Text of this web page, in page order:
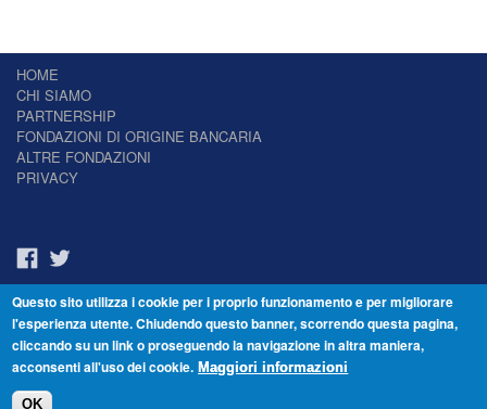
HOME
CHI SIAMO
PARTNERSHIP
FONDAZIONI DI ORIGINE BANCARIA
ALTRE FONDAZIONI
PRIVACY
Il Giornale delle Fondazioni - Periodico telematico
Reg. Tribunale n.7 del 22/07/2014 – ISSN 2421-2466
© Fondazione Venezia 2000 - Dorsoduro 3488/U - 30123 Venezia - Italia -
Questo sito utilizza i cookie per i proprio funzionamento e per migliorare
l'esperienza utente. Chiudendo questo banner, scorrendo questa pagina,
cliccando su un link o proseguendo la navigazione in altra maniera,
acconsenti all'uso dei cookie. Maggiori informazioni
OK